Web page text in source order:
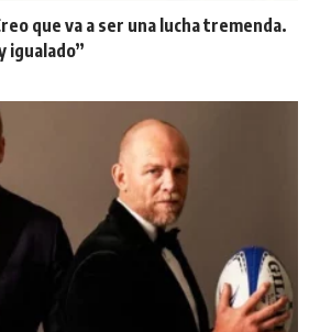
que va a ser una lucha tremenda.
igualado”